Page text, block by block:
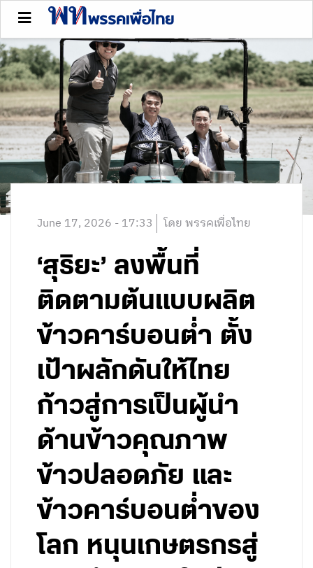
June 17, 2026 - 17:33 โดย พรรคเพื่อไทย
‘สุริยะ’ ลงพื้นที่
ติดตามต้นแบบผลิต
ข้าวคาร์บอนต่ำ ตั้ง
เป้าผลักดันให้ไทย
ก้าวสู่การเป็นผู้นำ
ด้านข้าวคุณภาพ
ข้าวปลอดภัย และ
ข้าวคาร์บอนต่ำของ
โลก หนุนเกษตรกรสู่